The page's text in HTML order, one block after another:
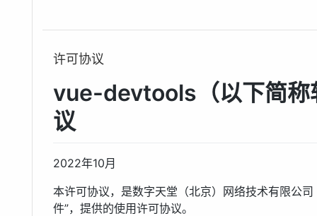
许可协议
vue-devtools（以下简称
议
2022年10月
本许可协议，是数字天堂（北京）网络技术有限公
件”，提供的使用许可协议。